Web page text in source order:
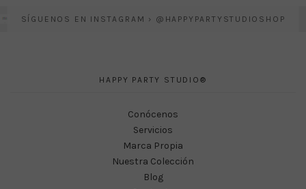
SÍGUENOS EN INSTAGRAM › @HAPPYPARTYSTUDIOSHOP
HAPPY PARTY STUDIO®
Conócenos
Servicios
Marca Propia
Nuestra Colección
Blog